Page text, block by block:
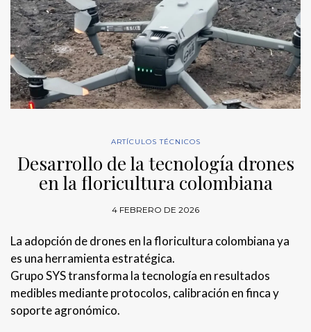
ARTÍCULOS TÉCNICOS
Desarrollo de la tecnología drones
en la floricultura colombiana
4 FEBRERO DE 2026
La adopción de drones en la floricultura colombiana ya
es una herramienta estratégica.
Grupo SYS transforma la tecnología en resultados
medibles mediante protocolos, calibración en finca y
soporte agronómico.